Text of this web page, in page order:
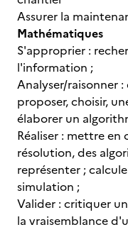
Assurer la
Mathématiques
S'approprier :
l'information ;
Analyser/raisonner
proposer, choisir,
élaborer un
Réaliser : mettre
résolution, des
représenter ;
simulation ;
Valider : critiquer
la vraisemblance